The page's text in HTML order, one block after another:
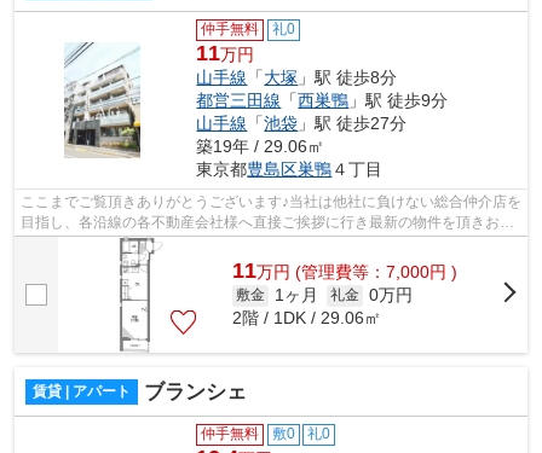
仲手無料 礼0
11万円
山手線 「大塚 」駅 徒歩8分
都営三田線 「西巣鴨 」駅 徒歩9分
山手線 「池袋 」駅 徒歩27分
築19年 / 29.06㎡
東京都豊島区巣鴨４丁目
ここまでご覧頂きありがとうございます♪当社は他社に負けない総合仲介店を
目指し、各沿線の各不動産会社様へ直接ご挨拶に行き最新の物件を頂きお客
様へ提供しております！最新の情報は...
11万円 (管理費等：7,000円 )
敷金 1ヶ月 礼金 0万円
2階 / 1DK / 29.06㎡
賃貸 | アパート ブランシェ
仲手無料 敷0 礼0